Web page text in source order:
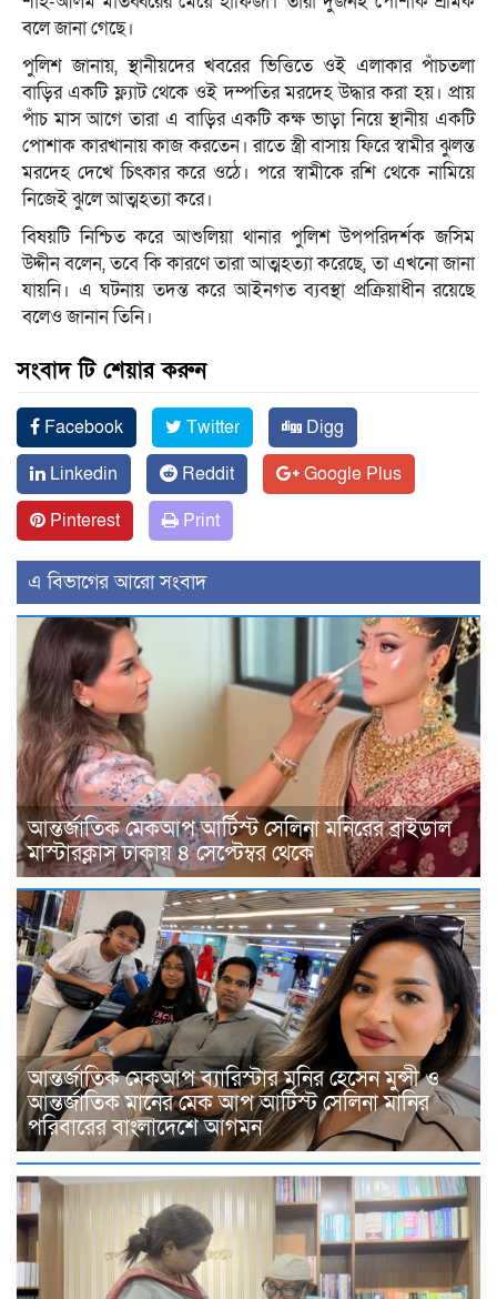
বলে জানা গেছে।
পুলিশ জানায়, স্থানীয়দের খবরের ভিত্তিতে ওই এলাকার পাঁচতলা
বাড়ির একটি ফ্ল্যাট থেকে ওই দম্পতির মরদেহ উদ্ধার করা হয়। প্রায়
পাঁচ মাস আগে তারা এ বাড়ির একটি কক্ষ ভাড়া নিয়ে স্থানীয় একটি
পোশাক কারখানায় কাজ করতেন। রাতে স্ত্রী বাসায় ফিরে স্বামীর ঝুলন্ত
মরদেহ দেখে চিৎকার করে ওঠে। পরে স্বামীকে রশি থেকে নামিয়ে
নিজেই ঝুলে আত্মহত্যা করে।
বিষয়টি নিশ্চিত করে আশুলিয়া থানার পুলিশ উপপরিদর্শক জসিম
উদ্দীন বলেন, তবে কি কারণে তারা আত্মহত্যা করেছে, তা এখনো জানা
যায়নি। এ ঘটনায় তদন্ত করে আইনগত ব্যবস্থা প্রক্রিয়াধীন রয়েছে
বলেও জানান তিনি।
সংবাদ টি শেয়ার করুন
Facebook Twitter
Digg
Linkedin
Reddit
Google Plus
Pinterest
Print
এ বিভাগের আরো সংবাদ
আন্তর্জাতিক মেকআপ আর্টিস্ট সেলিনা মনিরের ব্রাইডাল
মাস্টারক্লাস ঢাকায় ৪ সেপ্টেম্বর থেকে
আন্তর্জাতিক মেকআপ ব্যারিস্টার মনির হেসেন মুন্সী ও
আন্তর্জাতিক মানের মেক আপ আর্টিস্ট সেলিনা মানির
পরিবারের বাংলাদেশে আগমন